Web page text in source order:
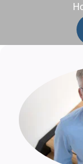
Edwin